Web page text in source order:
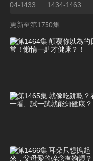
1404-1433 1434-1463
更新至第1750集